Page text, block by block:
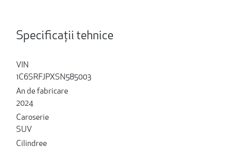
Specificații tehnice
VIN
1C6SRFJPXSN585003
An de fabricare
2024
Caroserie
SUV
Cilindree